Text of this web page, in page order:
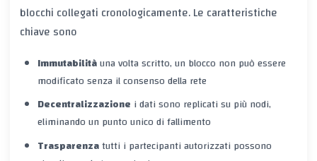
blocchi collegati cronologicamente. Le caratteristiche
chiave sono
Immutabilitàuna volta scritto, un blocco non può essere
modificato senza il consenso della rete
Decentralizzazione i dati sono replicati su più nodi,
eliminando un punto unico di fallimento
Trasparenzatutti i partecipanti autorizzati possono